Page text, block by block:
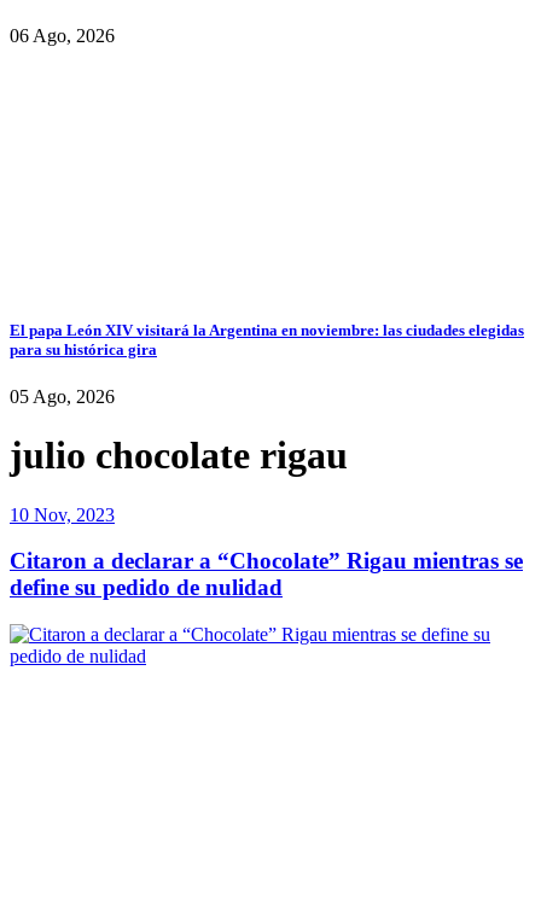
06 Ago, 2026
El papa León XIV visitará la Argentina en noviembre: las ciudades elegidas
para su histórica gira
05 Ago, 2026
julio chocolate rigau
10 Nov, 2023
Citaron a declarar a “Chocolate” Rigau mientras se
define su pedido de nulidad